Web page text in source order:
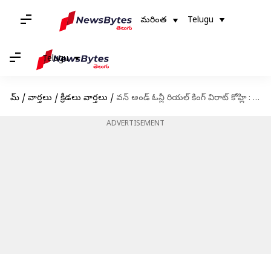
మరింత Telugu
Telugu
హోమ్ / వార్తలు / క్రీడలు వార్తలు / వన్ అండ్ ఓన్లీ రియల్ కింగ్ విరాట్ కోహ్లి : పాకిస్థాన్ స్టార్ ప్లేయర్
ADVERTISEMENT